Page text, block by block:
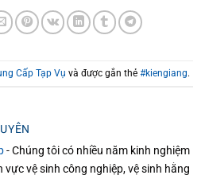
Cấp Tạp Vụ và được gắn thẻ #kiengiang.
- Chúng tôi có nhiều năm kinh nghiệm
vực vệ sinh công nghiệp, vệ sinh hằng